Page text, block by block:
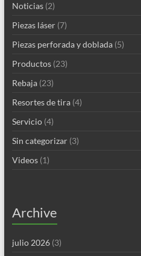
Noticias(2)
Piezas láser(7)
Piezas perforada y doblada(5)
Productos(23)
Rebaja(23)
Resortes de tira(4)
Servicio(4)
Sin categorizar(3)
Videos(1)
Archive
julio 2026(3)